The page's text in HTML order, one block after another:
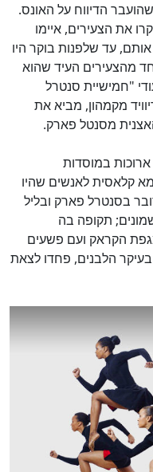
הדיווח על האונס.
את הצעירים, איימו
עד שלפנות בוקר היו
מהצעירים העיד שהוא
"חמישיית סנטרל
מקמהון, מביא את
מסנטל פארק.
במוסדות
קלאסית לאנשים שהיו
בסנטרל פארק ובליל
תקופה בה
הקראק ועם פשעים
הלבנים, פחדו לצאת